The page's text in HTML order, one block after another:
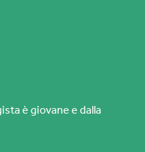
è giovane e dalla